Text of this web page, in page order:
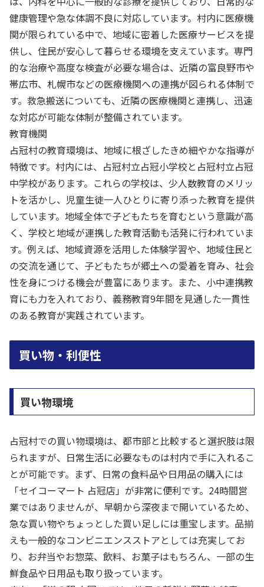
健康管理や急な体調不良に対応しています。村内に医療機
関が限られている中で、地域に密着した医療サービスを提
供し、住民が安心して暮らせる環境を支えています。専門
的な治療や高度な検査が必要な場合は、近隣の富良野市や
帯広市、札幌市などの医療機関への連携が図られる体制で
す。救急搬送についても、近隣の医療機関と連携し、迅速
な対応が可能な体制が整備されています。
教育機関
占冠村の教育環境は、地域に根ざしたきめ細やかな指導が
特徴です。村内には、占冠村立占冠小学校と占冠村立占冠
中学校があります。これらの学校は、少人数教育のメリッ
トを活かし、児童生徒一人ひとりに寄り添った教育を提供
しています。地域全体で子どもたちを育むという意識が高
く、学校と地域が連携した教育活動も活発に行われていま
す。例えば、地域資源を活用した体験学習や、地域住民と
の交流を通じて、子どもたちが郷土への愛着を育み、社会
性を身につける機会が豊富にあります。また、小中連携教
育にも力を入れており、義務教育9年間を見通した一貫性
のある教育が実践されています。
買い物・利便性
買い物環境
占冠村での買い物環境は、都市部と比較すると選択肢は限
られますが、日常生活に必要なものは村内で手に入れるこ
とが可能です。まず、日常の食料品や日用品の購入には
「セイコーマート 占冠店」が非常に便利です。24時間営
業ではありませんが、早朝から深夜まで開いているため、
急な買い物やちょっとした買い足しには重宝します。品揃
えも一般的なコンビニエンスストアとしては充実してお
り、お弁当やお惣菜、飲料、お菓子はもちろん、一部の生
鮮食品や日用品も取り扱っています。